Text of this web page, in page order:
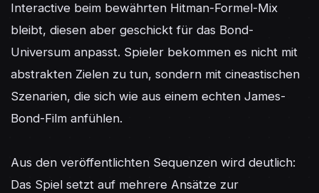
Interactive beim bewährten Hitman-Formel-Mix
bleibt, diesen aber geschickt für das Bond-
Universum anpasst. Spieler bekommen es nicht mit
abstrakten Zielen zu tun, sondern mit cineastischen
Szenarien, die sich wie aus einem echten James-
Bond-Film anfühlen.
Aus den veröffentlichten Sequenzen wird deutlich:
Das Spiel setzt auf mehrere Ansätze zur